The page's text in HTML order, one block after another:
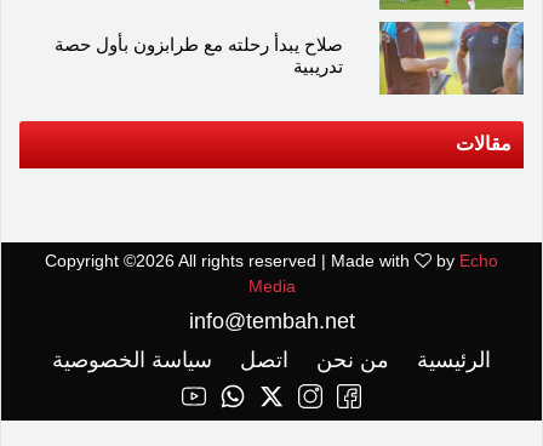
صلاح يبدأ رحلته مع طرابزون بأول حصة
تدريبية
مقالات
Copyright ©2026 All rights reserved | Made with by Echo
Media
info@tembah.net
الرئيسية
من نحن اتصل سياسة الخصوصية